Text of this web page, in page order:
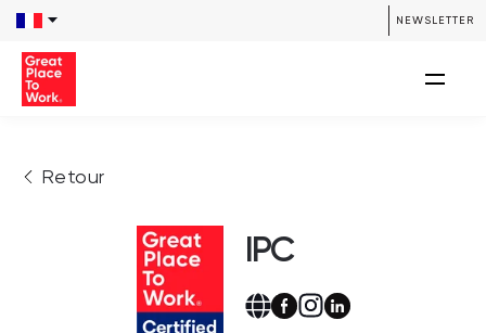
NEWSLETTER
Retour
IPC